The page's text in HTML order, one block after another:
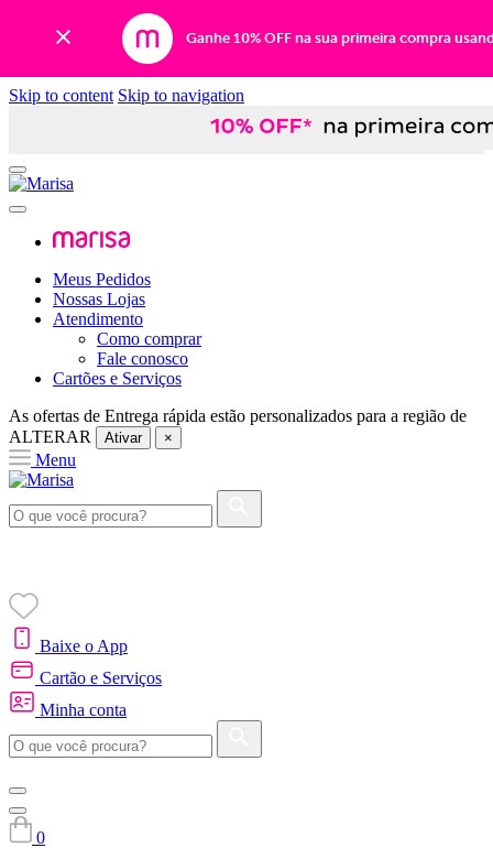
Ganhe 10% OFF na sua primeira compra
Skip to content Skip to navigation
Meus Pedidos
Nossas Lojas
Atendimento
Como comprar
Fale conosco
Cartões e Serviços
As ofertas de Entrega rápida estão personalizados para a região de
ALTERAR
Ativar ×
Menu
Baixe o App
Cartão e Serviços
Minha conta
0